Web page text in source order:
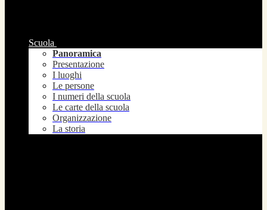
Scuola
Panoramica
Presentazione
I luoghi
Le persone
I numeri della scuola
Le carte della scuola
Organizzazione
La storia